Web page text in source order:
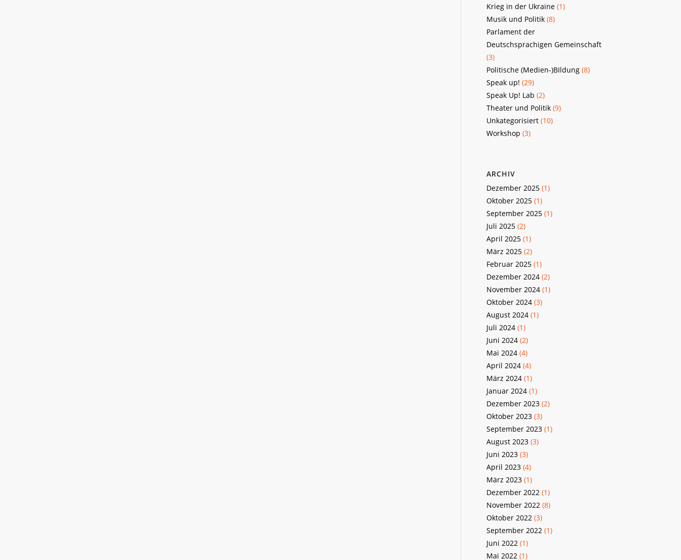
Krieg in der Ukraine(1)
Musik und Politik(8)
Parlament der
Deutschsprachigen Gemeinschaft
(3)
Politische (Medien-)BIldung(8)
Speak up! (29)
Speak Up! Lab (2)
Theater und Politik(9)
Unkategorisiert(10)
Workshop (3)
ARCHIV
Dezember 2025(1)
Oktober 2025(1)
September 2025(1)
Juli 2025(2)
April 2025(1)
März 2025(2)
Februar 2025(1)
Dezember 2024(2)
November 2024(1)
Oktober 2024(3)
August 2024(1)
Juli 2024(1)
Juni 2024(2)
Mai 2024(4)
April 2024(4)
März 2024(1)
Januar 2024(1)
Dezember 2023(2)
Oktober 2023(3)
September 2023(1)
August 2023(3)
Juni 2023(3)
April 2023(4)
März 2023(1)
Dezember 2022(1)
November 2022(8)
Oktober 2022(3)
September 2022(1)
Juni 2022(1)
Mai 2022(1)